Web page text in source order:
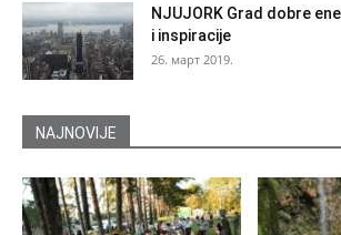
NJUJORK Grad dobre
i inspiracije
26. март 2019.
NAJNOVIJE